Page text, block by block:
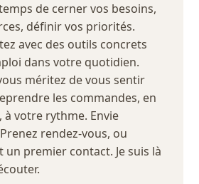
de cerner vos besoins,
définir vos priorités.
avec des outils concrets
dans votre quotidien.
méritez de vous sentir
les commandes, en
à votre rythme. Envie
Prenez rendez-vous, ou
un premier contact. Je suis là